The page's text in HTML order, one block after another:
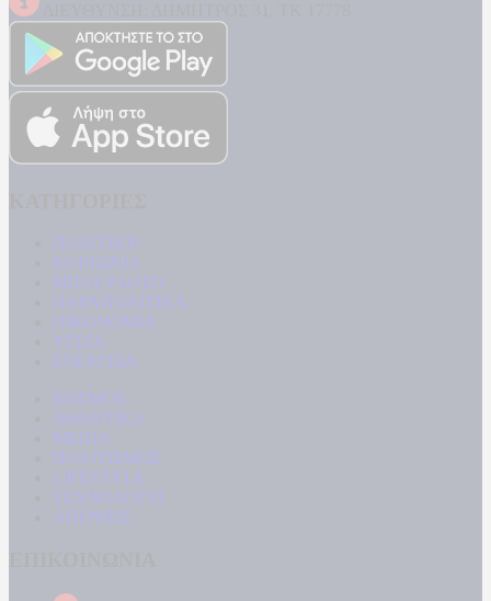
ΠΟΛΙΤΙΚΗ
ΚΟΙΝΩΝΙΑ
ΜΠΟΥΡΛΟΤΟ
ΠΑΡΑΠΟΛΙΤΙΚΑ
ΟΙΚΟΝΟΜΙΑ
ΥΓΕΙΑ
ΕΝΕΡΓΕΙΑ
ΚΟΣΜΟΣ
ΑΘΛΗΤΙΚΑ
MEDIA
ΠΟΛΙΤΙΣΜΟΣ
LIFESTYLE
ΤΕΧΝΟΛΟΓΙΑ
ΑΠΟΨΕΙΣ